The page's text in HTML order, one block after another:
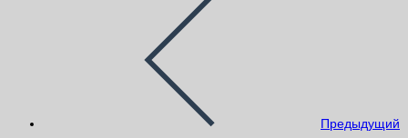
Предыдущий